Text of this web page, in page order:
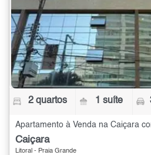
2 quartos 1 suíte
Apartamento à Venda na Caiçara
Caiçara
Litoral - Praia Grande